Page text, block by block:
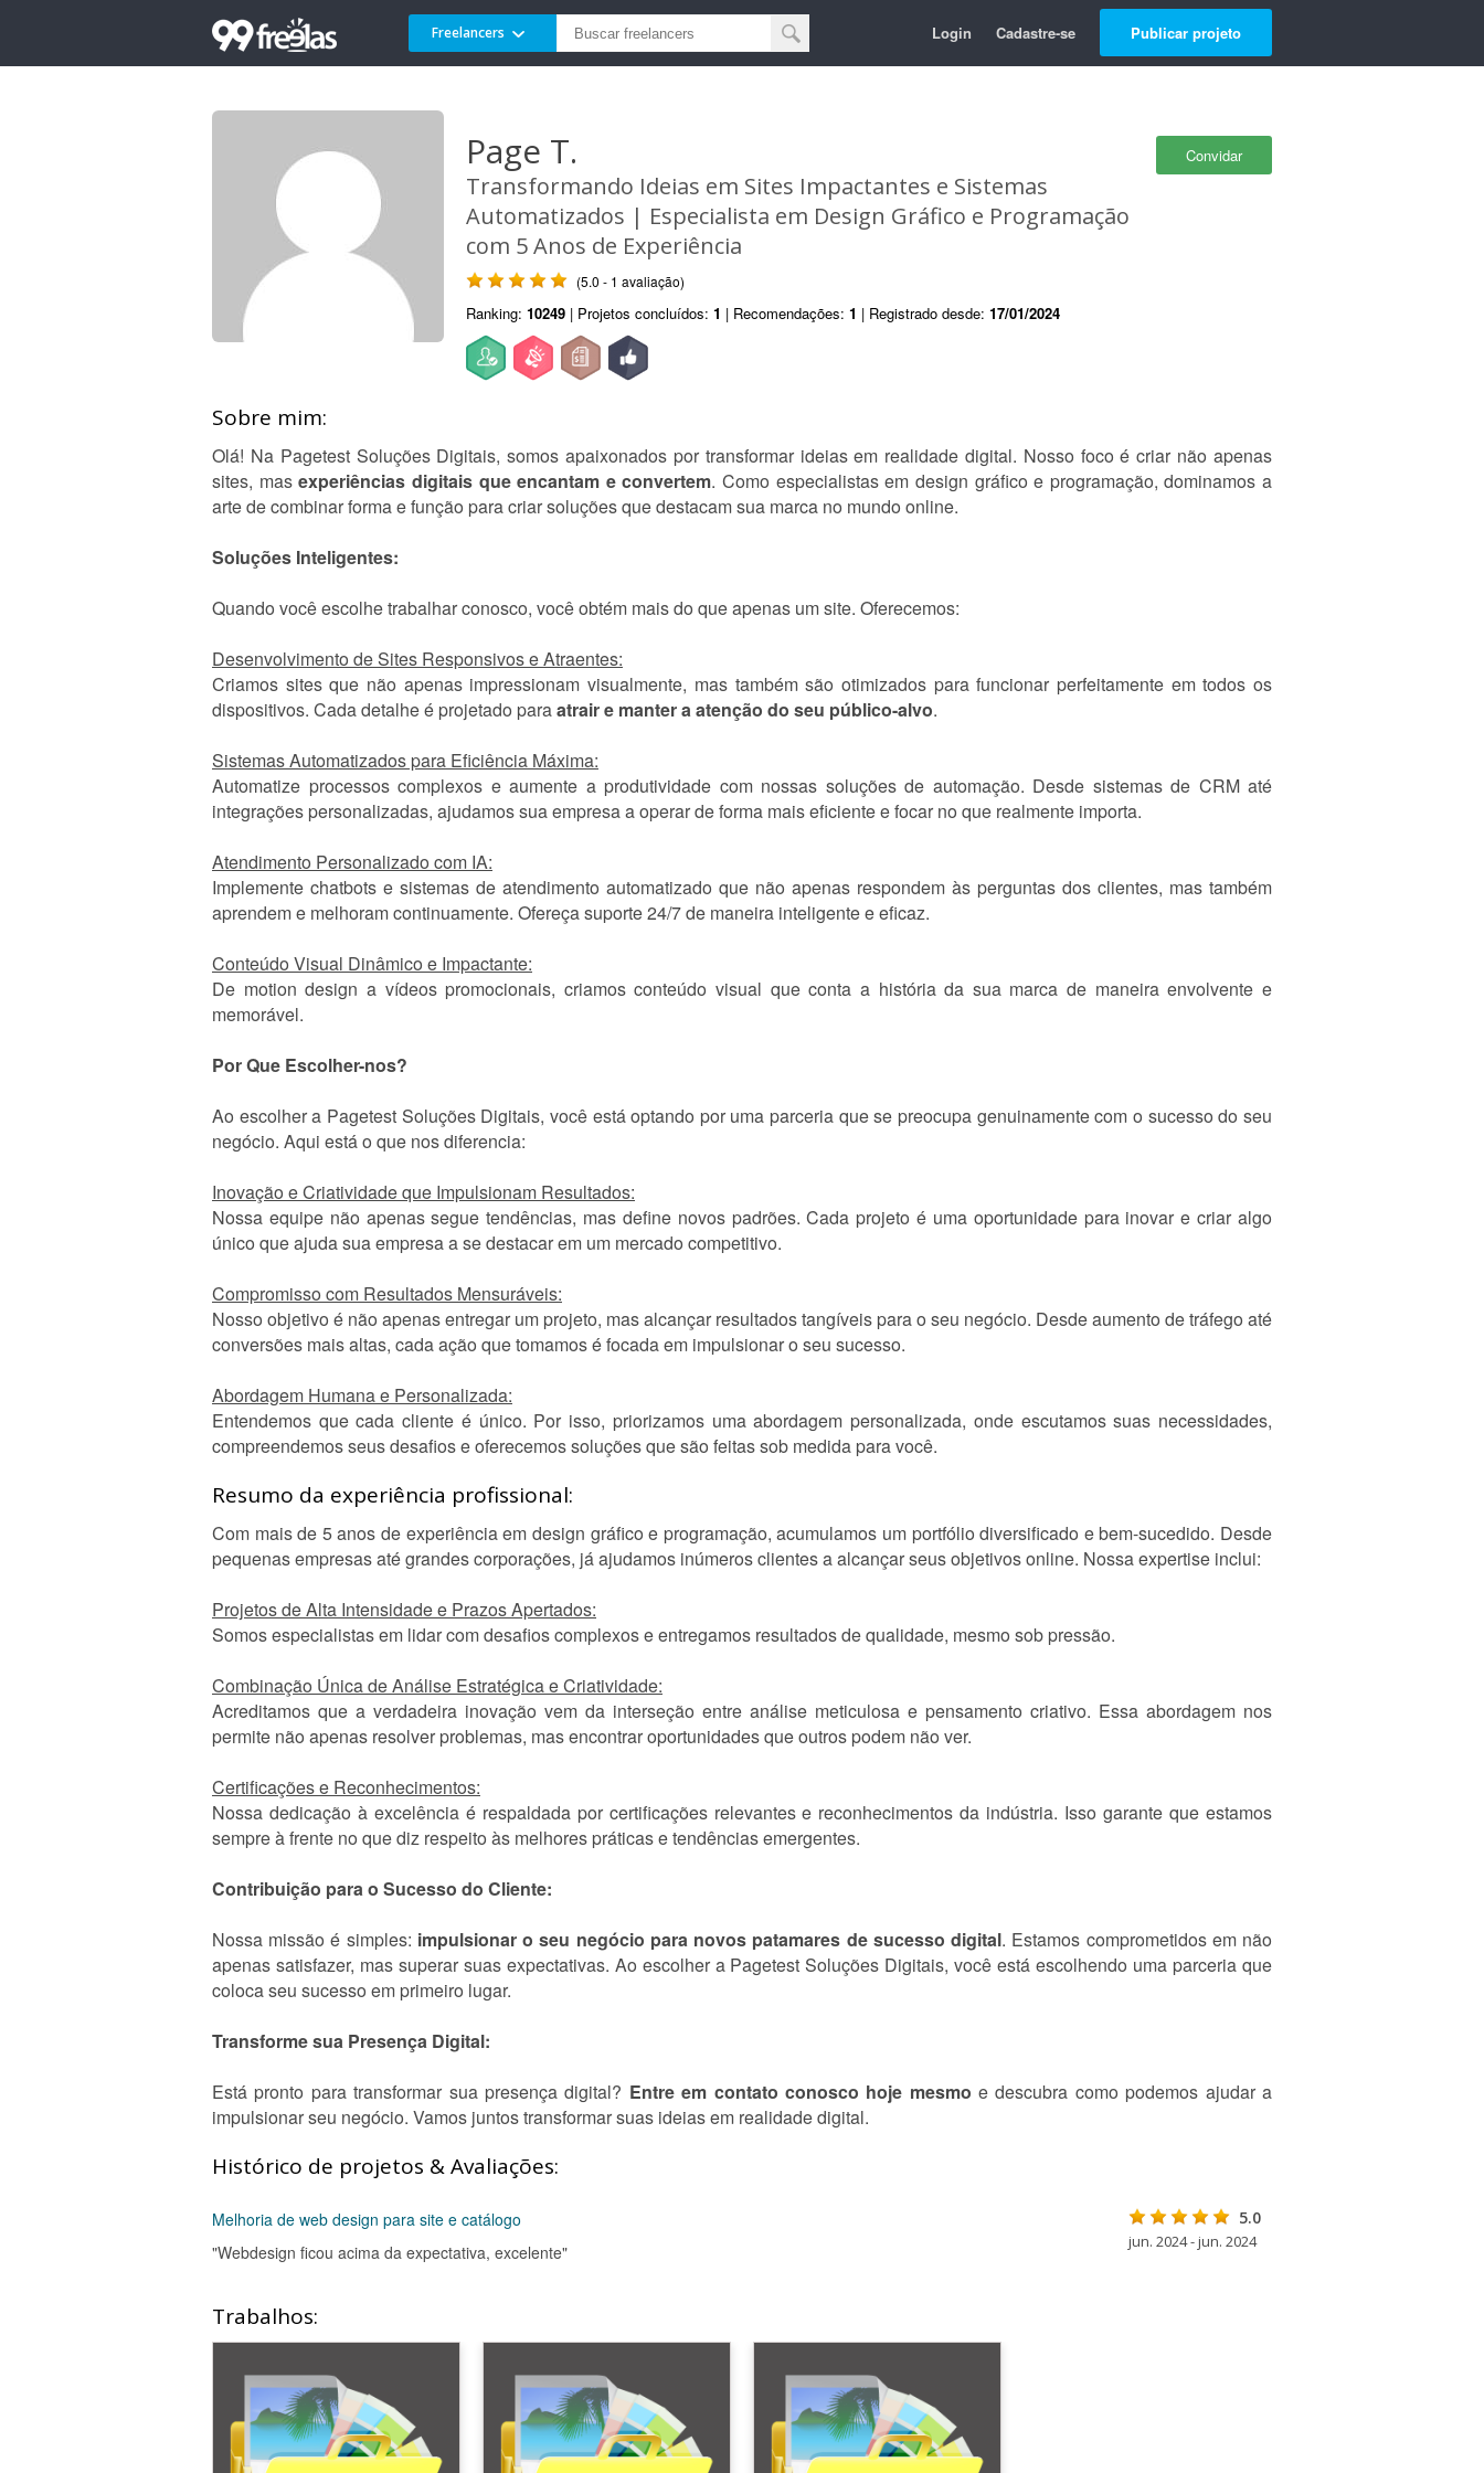
Freelancers Login Cadastre-se Publicar projeto
Convidar
Page T.
Transformando Ideias em Sites Impactantes e Sistemas
Automatizados | Especialista em Design Gráfico e Programação
com 5 Anos de Experiência
(5.0 - 1 avaliação)
Ranking: 10249 | Projetos concluídos: 1 | Recomendações: 1 | Registrado desde: 17/01/2024
Sobre mim:
Olá! Na Pagetest Soluções Digitais, somos apaixonados por transformar ideias em realidade digital. Nosso foco é criar não apenas
sites, masexperiências digitais que encantam e convertem. Como especialistas em design gráfico e programação, dominamos a
arte de combinar forma e função para criar soluções que destacam sua marca no mundo online.
Soluções Inteligentes:
Quando você escolhe trabalhar conosco, você obtém mais do que apenas um site. Oferecemos:
Desenvolvimento de Sites Responsivos e Atraentes:
Criamos sites que não apenas impressionam visualmente, mas também são otimizados para funcionar perfeitamente em todos os
dispositivos. Cada detalhe é projetado paraatrair e manter a atenção do seu público-alvo.
Sistemas Automatizados para Eficiência Máxima:
Automatize processos complexos e aumente a produtividade com nossas soluções de automação. Desde sistemas de CRM até
integrações personalizadas, ajudamos sua empresa a operar de forma mais eficiente e focar no que realmente importa.
Atendimento Personalizado com IA:
Implemente chatbots e sistemas de atendimento automatizado que não apenas respondem às perguntas dos clientes, mas também
aprendem e melhoram continuamente. Ofereça suporte 24/7 de maneira inteligente e eficaz.
Conteúdo Visual Dinâmico e Impactante:
De motion design a vídeos promocionais, criamos conteúdo visual que conta a história da sua marca de maneira envolvente e
memorável.
Por Que Escolher-nos?
Ao escolher a Pagetest Soluções Digitais, você está optando por uma parceria que se preocupa genuinamente com o sucesso do seu
negócio. Aqui está o que nos diferencia:
Inovação e Criatividade que Impulsionam Resultados:
Nossa equipe não apenas segue tendências, mas define novos padrões. Cada projeto é uma oportunidade para inovar e criar algo
único que ajuda sua empresa a se destacar em um mercado competitivo.
Compromisso com Resultados Mensuráveis:
Nosso objetivo é não apenas entregar um projeto, mas alcançar resultados tangíveis para o seu negócio. Desde aumento de tráfego até
conversões mais altas, cada ação que tomamos é focada em impulsionar o seu sucesso.
Abordagem Humana e Personalizada:
Entendemos que cada cliente é único. Por isso, priorizamos uma abordagem personalizada, onde escutamos suas necessidades,
compreendemos seus desafios e oferecemos soluções que são feitas sob medida para você.
Resumo da experiência profissional:
Com mais de 5 anos de experiência em design gráfico e programação, acumulamos um portfólio diversificado e bem-sucedido. Desde
pequenas empresas até grandes corporações, já ajudamos inúmeros clientes a alcançar seus objetivos online. Nossa expertise inclui:
Projetos de Alta Intensidade e Prazos Apertados:
Somos especialistas em lidar com desafios complexos e entregamos resultados de qualidade, mesmo sob pressão.
Combinação Única de Análise Estratégica e Criatividade:
Acreditamos que a verdadeira inovação vem da interseção entre análise meticulosa e pensamento criativo. Essa abordagem nos
permite não apenas resolver problemas, mas encontrar oportunidades que outros podem não ver.
Certificações e Reconhecimentos:
Nossa dedicação à excelência é respaldada por certificações relevantes e reconhecimentos da indústria. Isso garante que estamos
sempre à frente no que diz respeito às melhores práticas e tendências emergentes.
Contribuição para o Sucesso do Cliente:
Nossa missão é simples: impulsionar o seu negócio para novos patamares de sucesso digital. Estamos comprometidos em não
apenas satisfazer, mas superar suas expectativas. Ao escolher a Pagetest Soluções Digitais, você está escolhendo uma parceria que
coloca seu sucesso em primeiro lugar.
Transforme sua Presença Digital:
Está pronto para transformar sua presença digital? Entre em contato conosco hoje mesmo e descubra como podemos ajudar a
impulsionar seu negócio. Vamos juntos transformar suas ideias em realidade digital.
Histórico de projetos & Avaliações:
Melhoria de web design para site e catálogo
"Webdesign ficou acima da expectativa, excelente"
5.0
jun. 2024 - jun. 2024
Trabalhos: